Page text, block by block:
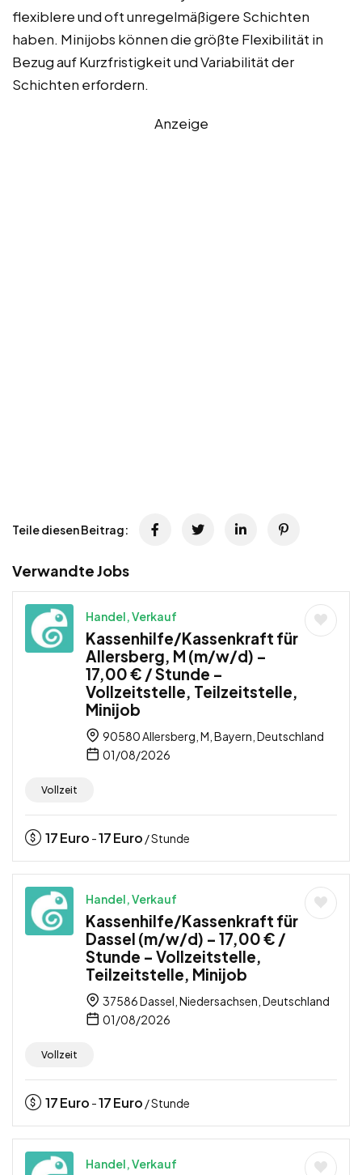
flexiblere und oft unregelmäßigere Schichten
haben. Minijobs können die größte Flexibilität in
Bezug auf Kurzfristigkeit und Variabilität der
Schichten erfordern.
Anzeige
Teile diesen Beitrag:
Verwandte Jobs
Handel, Verkauf
Kassenhilfe/Kassenkraft für
Allersberg, M (m/w/d) –
17,00 € / Stunde –
Vollzeitstelle, Teilzeitstelle,
Minijob
90580 Allersberg, M, Bayern, Deutschland
01/08/2026
Vollzeit
17Euro -17Euro / Stunde
Handel, Verkauf
Kassenhilfe/Kassenkraft für
Dassel (m/w/d) – 17,00 € /
Stunde – Vollzeitstelle,
Teilzeitstelle, Minijob
37586 Dassel, Niedersachsen, Deutschland
01/08/2026
Vollzeit
17Euro -17Euro / Stunde
Handel, Verkauf